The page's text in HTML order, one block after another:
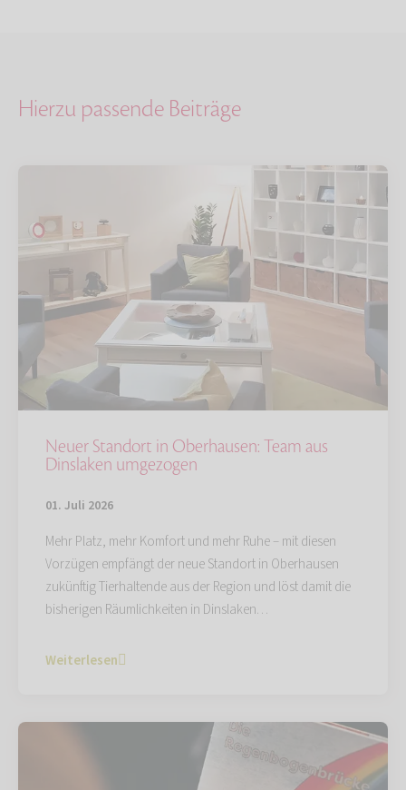
Hierzu passende Beiträge
Neuer Standort in Oberhausen: Team aus
Dinslaken umgezogen
01. Juli 2026
Mehr Platz, mehr Komfort und mehr Ruhe – mit diesen
Vorzügen empfängt der neue Standort in Oberhausen
zukünftig Tierhaltende aus der Region und löst damit die
bisherigen Räumlichkeiten in Dinslaken…
Weiterlesen